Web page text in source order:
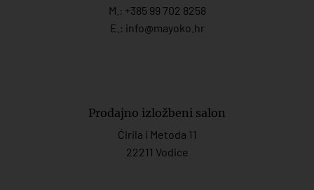
M.: +385 99 702 8258
E.: info@mayoko. hr
Prodajno izložbeni salon
Ćirila i Metoda 11
22211 Vodice